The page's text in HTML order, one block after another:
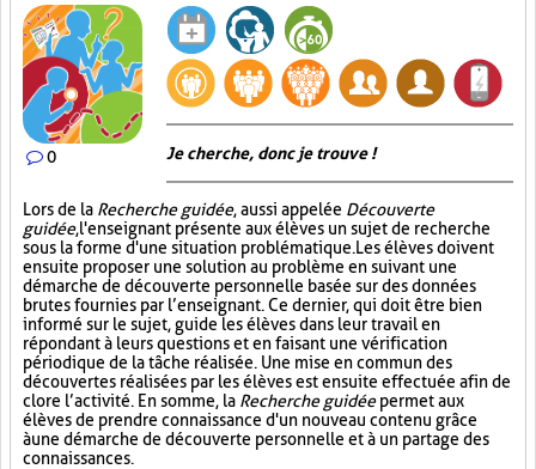
0 Je cherche, donc je trouve !
Lors de la Recherche guidée, aussi appelée Découverte
guidée, l'enseignant présente aux élèves un sujet de recherche
sous la forme d'une situation problématique. Les élèves doivent
ensuite proposer une solution au problème en suivant une
démarche de découverte personnelle basée sur des données
brutes fournies par l’enseignant. Ce dernier, qui doit être bien
informé sur le sujet, guide les élèves dans leur travail en
répondant à leurs questions et en faisant une vérification
périodique de la tâche réalisée. Une mise en commun des
découvertes réalisées par les élèves est ensuite effectuée afin de
clore l’activité. En somme, la Recherche guidéepermet aux
élèves de prendre connaissance d'un nouveau contenu grâce
à une démarche de découverte personnelle et à un partage des
connaissances.